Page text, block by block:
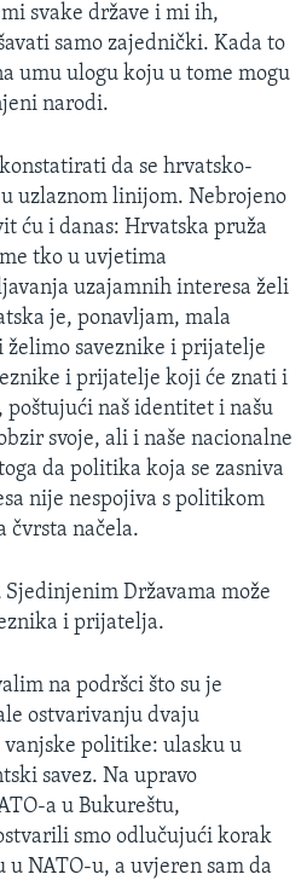
svake države i mi ih,
samo zajednički. Kada to
umu ulogu koju u tome mogu
narodi.
da se hrvatsko-
uzlaznom linijom. Nebrojeno
ću i danas: Hrvatska pruža
tko u uvjetima
uzajamnih interesa želi
je, ponavljam, mala
želimo saveznike i prijatelje
i prijatelje koji će znati i
naš identitet i našu
svoje, ali i naše nacionalne
da politika koja se zasniva
nije nespojiva s politikom
čvrsta načela.
Državama može
i prijatelja.
na podršci što su je
ostvarivanju dvaju
politike: ulasku u
savez. Na upravo
a u Bukureštu,
smo odlučujući korak
NATO-u, a uvjeren sam da